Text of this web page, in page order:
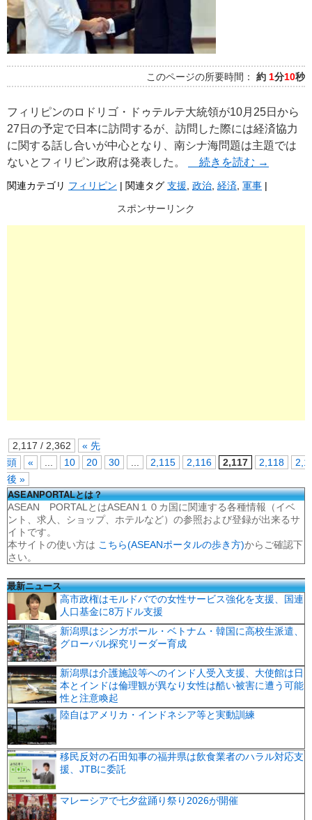
このページの所要時間： 約 1分10秒
フィリピンのロドリゴ・ドゥテルテ大統領が10月25日から
27日の予定で日本に訪問するが、訪問した際には経済協力
に関する話し合いが中心となり、南シナ海問題は主題では
ないとフィリピン政府は発表した。
続きを読む →
関連カテゴリ フィリピン | 関連タグ 支援 政治 経済 軍事 |
スポンサーリンク
2,117 / 2,362
« 先
頭
« 10 20 30 2,115 2,116 2,117 2,118
後 »
ASEANPORTALとは？
ASEAN PORTALとはASEAN１０カ国に関連する各種情報（イベ
ント、求人、ショップ、ホテルなど）の参照および登録が出来るサ
イトです。
本サイトの使い方は こちら(ASEANポータルの歩き方)からご確認下
さい。
最新ニュース
高市政権はモルドバでの女性サービス強化を支援、国連
人口基金に8万ドル支援
新潟県はシンガポール・ベトナム・韓国に高校生派遣、
グローバル探究リーダー育成
新潟県は介護施設等へのインド人受入支援、大使館は日
本とインドは倫理観が異なり女性は酷い被害に遭う可能
性と注意喚起
陸自はアメリカ・インドネシア等と実動訓練
移民反対の石田知事の福井県は飲食業者のハラル対応支
援、JTBに委託
マレーシアで七夕盆踊り祭り2026が開催